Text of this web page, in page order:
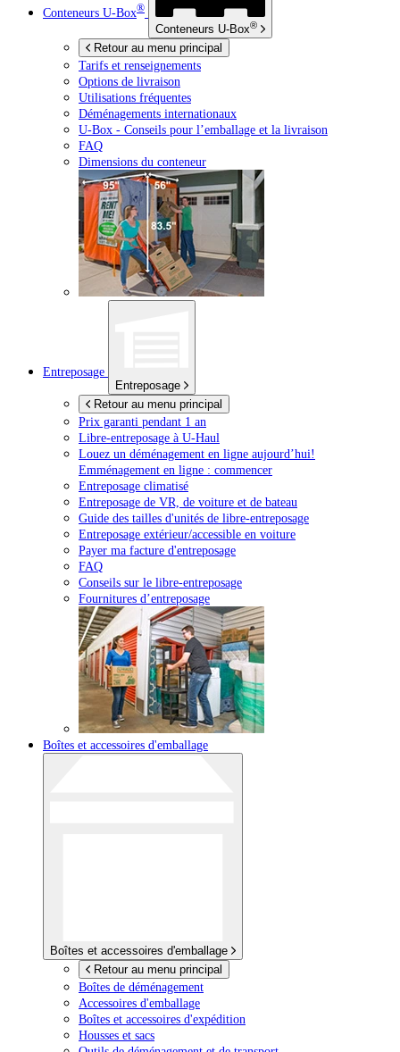
Conteneurs U-Box®
Conteneurs U-Box®
Retour au menu principal
Tarifs et renseignements
Options de livraison
Utilisations fréquentes
Déménagements internationaux
U-Box - Conseils pour l’emballage et la livraison
FAQ
Dimensions du conteneur
Entreposage
Entreposage
Retour au menu principal
Prix garanti pendant 1 an
Libre-entreposage à U-Haul
Louez un déménagement en ligne aujourd’hui!
Emménagement en ligne : commencer
Entreposage climatisé
Entreposage de VR, de voiture et de bateau
Guide des tailles d'unités de libre-entreposage
Entreposage extérieur/accessible en voiture
Payer ma facture d'entreposage
FAQ
Conseils sur le libre-entreposage
Fournitures d’entreposage
Boîtes et accessoires d'emballage
Boîtes et accessoires d'emballage
Retour au menu principal
Boîtes de déménagement
Accessoires d'emballage
Boîtes et accessoires d'expédition
Housses et sacs